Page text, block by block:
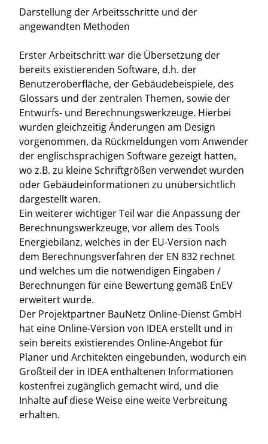
Darstellung der Arbeitsschritte und der
angewandten Methoden
Erster Arbeitschritt war die Übersetzung der
bereits existierenden Software, d.h. der
Benutzeroberfläche, der Gebäudebeispiele, des
Glossars und der zentralen Themen, sowie der
Entwurfs- und Berechnungswerkzeuge. Hierbei
wurden gleichzeitig Änderungen am Design
vorgenommen, da Rückmeldungen vom Anwender
der englischsprachigen Software gezeigt hatten,
wo z.B. zu kleine Schriftgrößen verwendet wurden
oder Gebäudeinformationen zu unübersichtlich
dargestellt waren.
Ein weiterer wichtiger Teil war die Anpassung der
Berechnungswerkzeuge, vor allem des Tools
Energiebilanz, welches in der EU-Version nach
dem Berechnungsverfahren der EN 832 rechnet
und welches um die notwendigen Eingaben /
Berechnungen für eine Bewertung gemäß EnEV
erweitert wurde.
Der Projektpartner BauNetz Online-Dienst GmbH
hat eine Online-Version von IDEA erstellt und in
sein bereits existierendes Online-Angebot für
Planer und Architekten eingebunden, wodurch ein
Großteil der in IDEA enthaltenen Informationen
kostenfrei zugänglich gemacht wird, und die
Inhalte auf diese Weise eine weite Verbreitung
erhalten.